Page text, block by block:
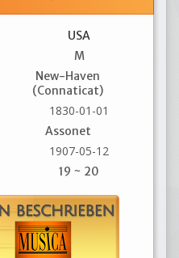
USA
M
New-Haven
(Connaticat)
1830-01-01
Assonet
1907-05-12
19 ~ 20